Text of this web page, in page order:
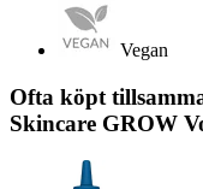
Vegan
Ofta köpt
Skincare GROW